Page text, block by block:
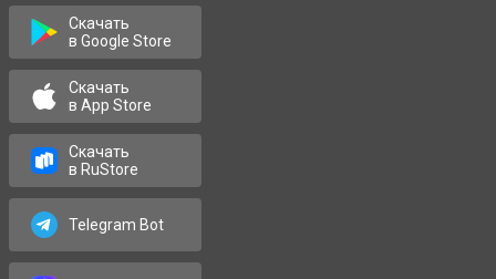
Скачать
в Google Store
Скачать
в App Store
Скачать
в RuStore
Telegram Bot